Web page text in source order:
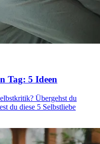
Tag: 5 Ideen
Übergehst du
du diese 5 Selbstliebe